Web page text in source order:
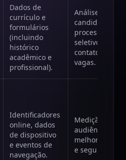
Dados de
currículo e
formulários
(incluindo
histórico
acadêmico e
profissional).
Análise de
candidatura,
processo
seletivo e
contato sobre
vagas.
Identificadores
online, dados
de dispositivo
e eventos de
navegação.
Medição de
audiência,
melhoria do
e segurança.